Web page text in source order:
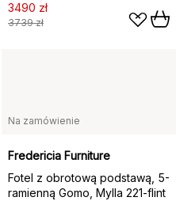
3490 zł
3739 zł
Na zamówienie
Fredericia Furniture
Fotel z obrotową podstawą, 5-
ramienną Gomo, Mylla 221-flint